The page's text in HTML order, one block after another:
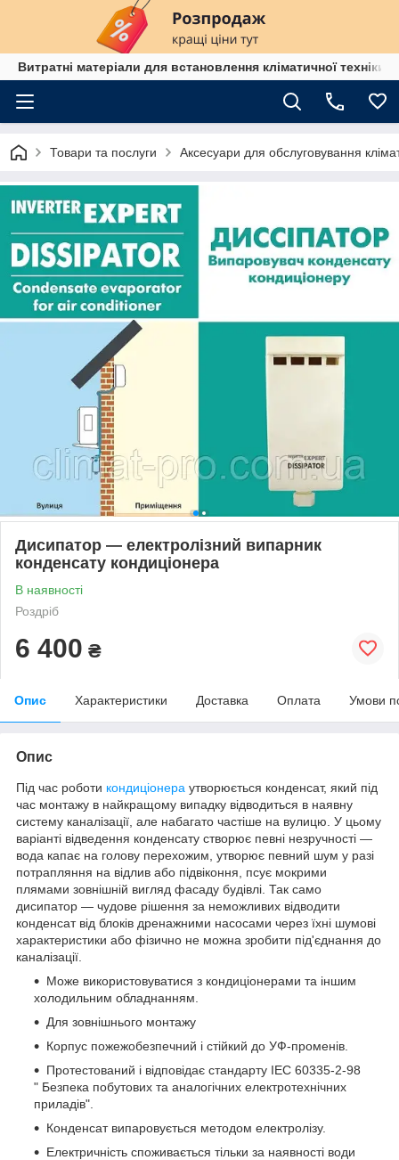
Витратні матеріали для встановлення кліматичної техніки
Товари та послуги Аксесуари для обслуговування
Дисипатор — електролізний випарник
конденсату кондиціонера
В наявності
Роздріб
6 400 ₴
Опис Характеристики Доставка Оплата Умови
Опис
Під час роботи кондиціонера утворюється конденсат, який під
час монтажу в найкращому випадку відводиться в наявну
систему каналізації, але набагато частіше на вулицю. У цьому
варіанті відведення конденсату створює певні незручності —
вода капає на голову перехожим, утворює певний шум у разі
потрапляння на відлив або підвіконня, псує мокрими
плямами зовнішній вигляд фасаду будівлі. Так само
дисипатор — чудове рішення за неможливих відводити
конденсат від блоків дренажними насосами через їхні шумові
характеристики або фізично не можна зробити під'єднання до
каналізації.
Може використовуватися з кондиціонерами та іншим
холодильним обладнанням.
Для зовнішнього монтажу
Корпус пожежобезпечний і стійкий до УФ-променів.
Протестований і відповідає стандарту IEC 60335-2-98
" Безпека побутових та аналогічних електротехнічних
приладів".
Конденсат випаровується методом електролізу.
Електричність споживається тільки за наявності води